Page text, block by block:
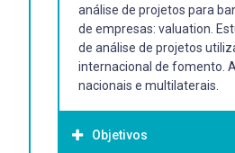
análise de projetos para
de empresas: valuation.
de análise de projetos
internacional de fomento.
nacionais e multilaterais.
Objetivos